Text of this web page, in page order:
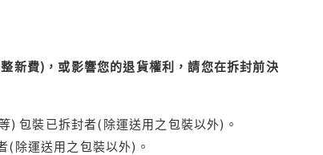
新費)，或影響您的退貨權利，請您在拆封前決
) 包裝已拆封者(除運送用之包裝以外)。
(除運送用之包裝以外)。